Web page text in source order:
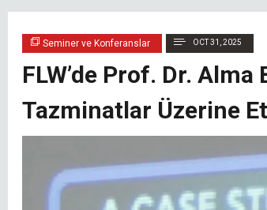
Seminer ve Konferanslar OCT 31, 2025
FLW’de Prof. Dr.
Tazminatlar Üzerine